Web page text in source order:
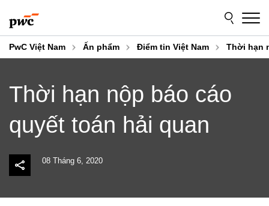
PwC Việt Nam Ấn phẩm Điểm tin Việt Nam Thời hạn
Thời hạn nộp báo cáo
quyết toán hải quan
08 Tháng 6, 2020